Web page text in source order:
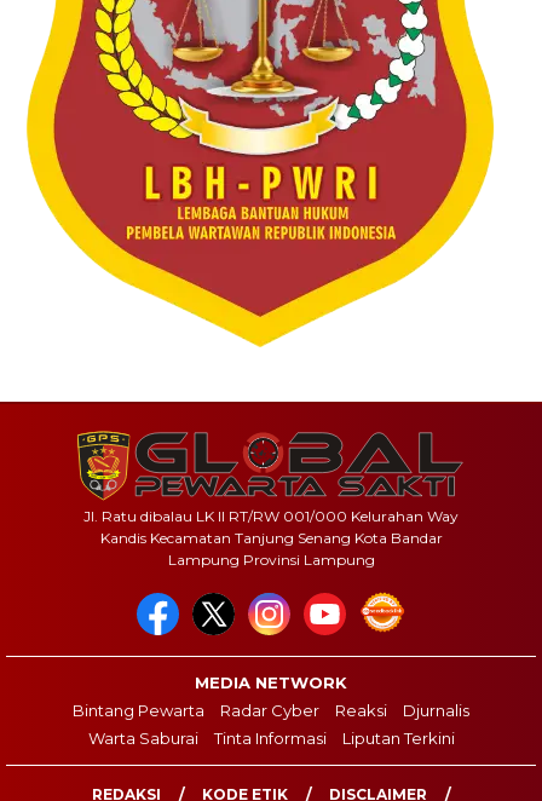
Jl. Ratu dibalau LK II RT/RW 001/000 Kelurahan Way
Kandis Kecamatan Tanjung Senang Kota Bandar
Lampung Provinsi Lampung
MEDIA NETWORK
Bintang Pewarta
Radar Cyber Reaksi
Djurnalis
Warta Saburai
Tinta Informasi Liputan Terkini
REDAKSI KODE ETIK DISCLAIMER